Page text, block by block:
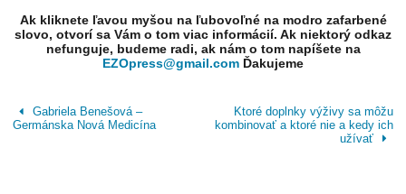
Ak kliknete ľavou myšou na ľubovoľné na modro zafarbené
slovo, otvorí sa Vám o tom viac informácií. Ak niektorý odkaz
nefunguje, budeme radi, ak nám o tom napíšete na
EZOpress@gmail.com Ďakujeme
Gabriela Benešová –
Germánska Nová Medicína
Ktoré doplnky výživy sa môžu
kombinovať a ktoré nie a kedy ich
užívať